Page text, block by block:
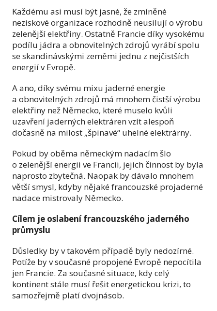
Každému asi musí být jasné, že zmíněné
neziskové organizace rozhodně neusilují o výrobu
zelenější elektřiny. Ostatně Francie díky vysokému
podílu jádra a obnovitelných zdrojů vyrábí spolu
se skandinávskými zeměmi jednu z nejčistších
energií v Evropě.
A ano, díky svému mixu jaderné energie
a obnovitelných zdrojů má mnohem čistší výrobu
elektřiny než Německo, které muselo kvůli
uzavření jaderných elektráren vzít alespoň
dočasně na milost „špinavé“ uhelné elektrárny.
Pokud by oběma německým nadacím šlo
o zelenější energii ve Francii, jejich činnost by byla
naprosto zbytečná. Naopak by dávalo mnohem
větší smysl, kdyby nějaké francouzské projaderné
nadace mistrovaly Německo.
Cílem je oslabení francouzského jaderného
průmyslu
Důsledky by v takovém případě byly nedozírné.
Potíže by v současné propojené Evropě nepocítila
jen Francie. Za současné situace, kdy celý
kontinent stále musí řešit energetickou krizi, to
samozřejmě platí dvojnásob.